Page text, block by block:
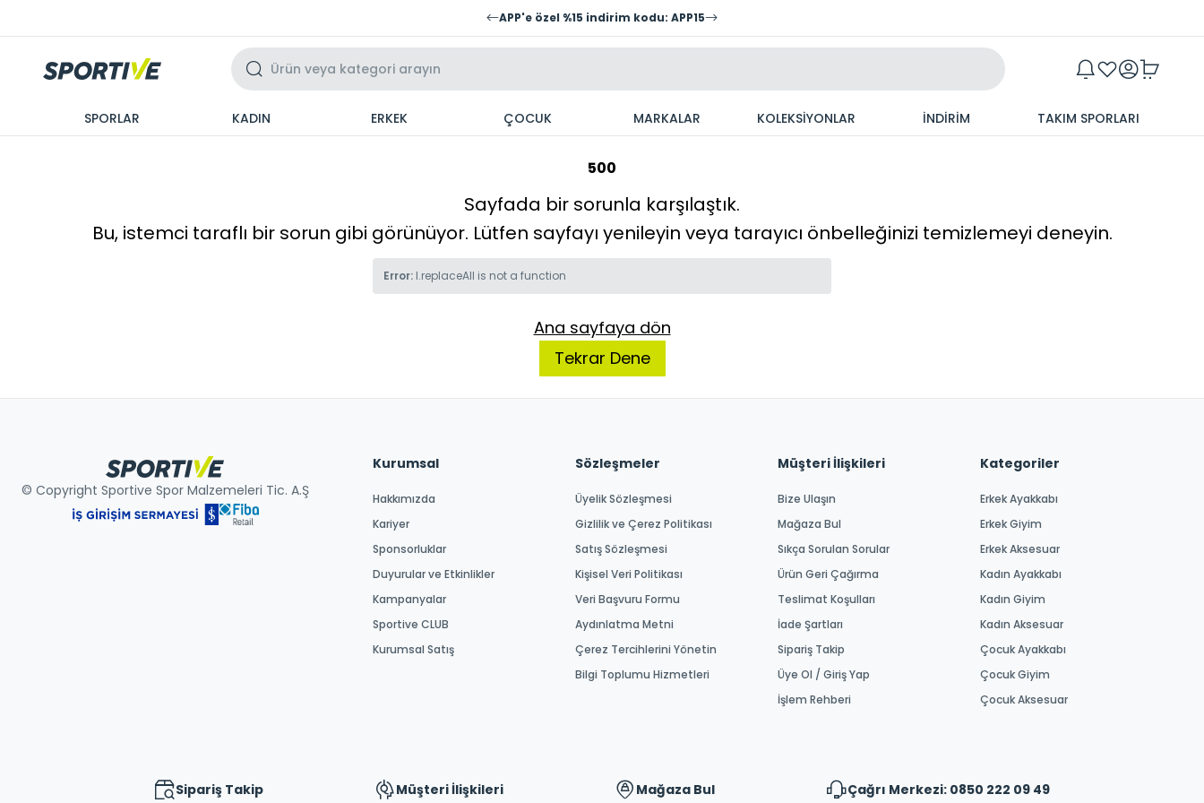
APP'e özel %15 indirim kodu: APP15
SPORLAR KADIN ERKEK ÇOCUK MARKALAR KOLEKSİYONLAR İNDİRİM TAKIM SPORLARI
500
Sayfada bir sorunla karşılaştık.
Bu, istemci taraflı bir sorun gibi görünüyor. Lütfen sayfayı yenileyin veya tarayıcı önbelleğinizi temizlemeyi deneyin.
Error: l.replaceAll is not a function
Ana sayfaya dön
Tekrar Dene
© Copyright Sportive Spor Malzemeleri Tic. A.Ş
Kurumsal
Hakkımızda
Kariyer
Sponsorluklar
Duyurular ve Etkinlikler
Kampanyalar
Sportive CLUB
Kurumsal Satış
Sözleşmeler
Üyelik Sözleşmesi
Gizlilik ve Çerez Politikası
Satış Sözleşmesi
Kişisel Veri Politikası
Veri Başvuru Formu
Aydınlatma Metni
Çerez Tercihlerini Yönetin
Bilgi Toplumu Hizmetleri
Müşteri İlişkileri
Bize Ulaşın
Mağaza Bul
Sıkça Sorulan Sorular
Ürün Geri Çağırma
Teslimat Koşulları
İade Şartları
Sipariş Takip
Üye Ol / Giriş Yap
İşlem Rehberi
Kategoriler
Erkek Ayakkabı
Erkek Giyim
Erkek Aksesuar
Kadın Ayakkabı
Kadın Giyim
Kadın Aksesuar
Çocuk Ayakkabı
Çocuk Giyim
Çocuk Aksesuar
Sipariş Takip Müşteri İlişkileri Mağaza Bul Çağrı Merkezi: 0850 222 09 49